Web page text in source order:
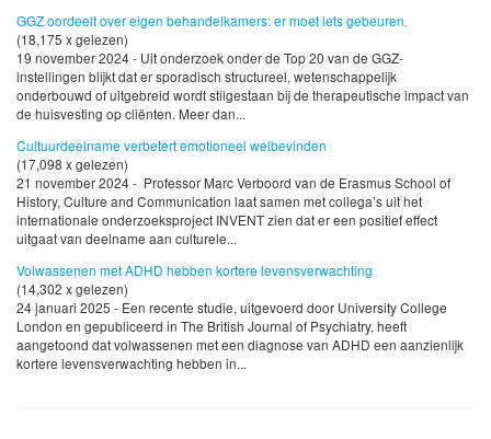
GGZ oordeelt over eigen behandelkamers: er moet iets gebeuren.
(18,175 x gelezen)
19 november 2024 - Uit onderzoek onder de Top 20 van de GGZ-
instellingen blijkt dat er sporadisch structureel, wetenschappelijk
onderbouwd of uitgebreid wordt stilgestaan bij de therapeutische impact van
de huisvesting op cliënten. Meer dan...
Cultuurdeelname verbetert emotioneel welbevinden
(17,098 x gelezen)
21 november 2024 - Professor Marc Verboord van de Erasmus School of
History, Culture and Communication laat samen met collega’s uit het
internationale onderzoeksproject INVENT zien dat er een positief effect
uitgaat van deelname aan culturele...
Volwassenen met ADHD hebben kortere levensverwachting
(14,302 x gelezen)
24 januari 2025 - Een recente studie, uitgevoerd door University College
London en gepubliceerd in The British Journal of Psychiatry, heeft
aangetoond dat volwassenen met een diagnose van ADHD een aanzienlijk
kortere levensverwachting hebben in...